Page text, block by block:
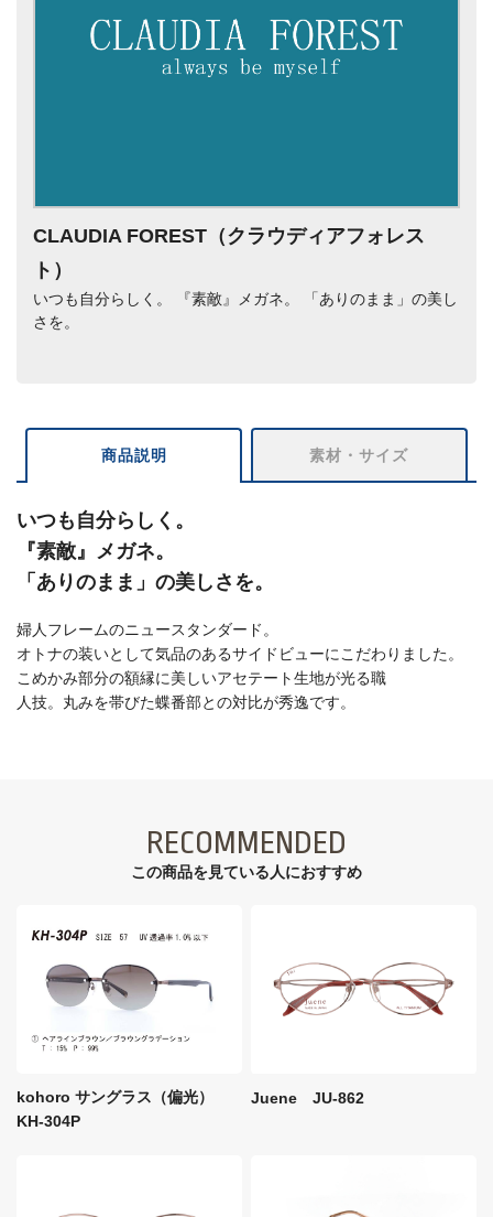
CLAUDIA FOREST（クラウディアフォレス
ト）
いつも自分らしく。 『素敵』メガネ。 「ありのまま」の美し
さを。
商品説明 素材・サイズ
いつも自分らしく。
『素敵』メガネ。
「ありのまま」の美しさを。
婦人フレームのニュースタンダード。
オトナの装いとして気品のあるサイドビューにこだわりました。
こめかみ部分の額縁に美しいアセテート生地が光る職
人技。丸みを帯びた蝶番部との対比が秀逸です。
RECOMMENDED
この商品を見ている⼈におすすめ
kohoro サングラス（偏光）
KH-304P
Juene JU-862